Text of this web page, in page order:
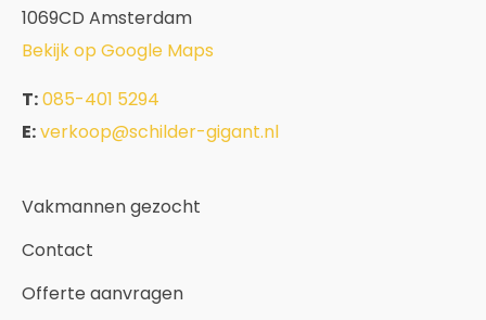
1069CD Amsterdam
Bekijk op Google Maps
T:085-401 5294
E:verkoop@schilder-gigant.nl
Vakmannen gezocht
Contact
Offerte aanvragen